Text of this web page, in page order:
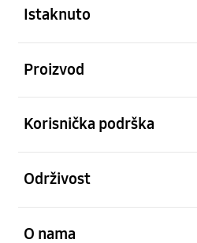
Istaknuto
Proizvod
Korisnička podrška
Održivost
O nama